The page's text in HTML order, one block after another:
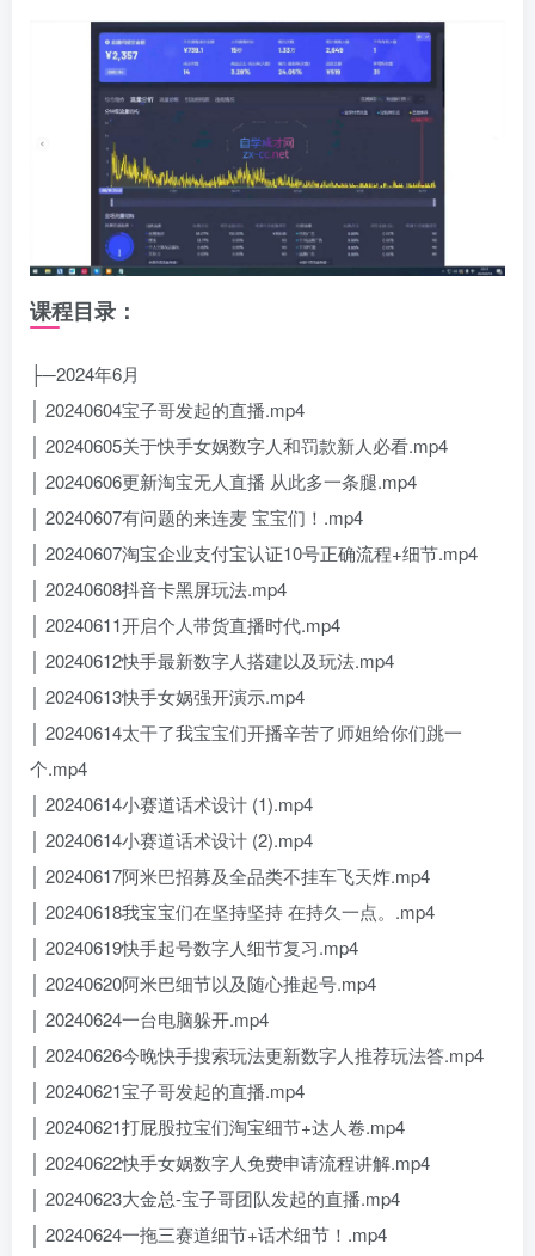
课程目录：
├─2024年6月
│ 20240604宝子哥发起的直播.mp4
│ 20240605关于快手女娲数字人和罚款新人必看.mp4
│ 20240606更新淘宝无人直播 从此多一条腿.mp4
│ 20240607有问题的来连麦 宝宝们！.mp4
│ 20240607淘宝企业支付宝认证10号正确流程+细节.mp4
│ 20240608抖音卡黑屏玩法.mp4
│ 20240611开启个人带货直播时代.mp4
│ 20240612快手最新数字人搭建以及玩法.mp4
│ 20240613快手女娲强开演示.mp4
│ 20240614太干了我宝宝们开播辛苦了师姐给你们跳一
个.mp4
│ 20240614小赛道话术设计 (1).mp4
│ 20240614小赛道话术设计 (2).mp4
│ 20240617阿米巴招募及全品类不挂车飞天炸.mp4
│ 20240618我宝宝们在坚持坚持 在持久一点。.mp4
│ 20240619快手起号数字人细节复习.mp4
│ 20240620阿米巴细节以及随心推起号.mp4
│ 20240624一台电脑躲开.mp4
│ 20240626今晚快手搜索玩法更新数字人推荐玩法答.mp4
│ 20240621宝子哥发起的直播.mp4
│ 20240621打屁股拉宝们淘宝细节+达人卷.mp4
│ 20240622快手女娲数字人免费申请流程讲解.mp4
│ 20240623大金总-宝子哥团队发起的直播.mp4
│ 20240624一拖三赛道细节+话术细节！.mp4